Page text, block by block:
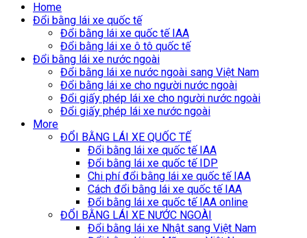
Home
Đổi bằng lái xe quốc tế
Đổi bằng lái xe quốc tế IAA
Đổi bằng lái xe ô tô quốc tế
Đổi bằng lái xe nước ngoài
Đổi bằng lái xe nước ngoài sang Việt Nam
Đổi bằng lái xe cho người nước ngoài
Đổi giấy phép lái xe cho người nước ngoài
Đổi giấy phép lái xe nước ngoài
More
ĐỔI BẰNG LÁI XE QUỐC TẾ
Đổi bằng lái xe quốc tế IAA
Đổi bằng lái xe quốc tế IDP
Chi phí đổi bằng lái xe quốc tế IAA
Cách đổi bằng lái xe quốc tế IAA
Đổi bằng lái xe quốc tế IAA online
ĐỔI BẰNG LÁI XE NƯỚC NGOÀI
Đổi bằng lái xe Nhật sang Việt Nam